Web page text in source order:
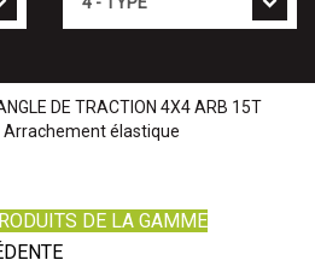
DE TRACTION 4X4 ARB 15T
Arrachement élastique
DE LA GAMME